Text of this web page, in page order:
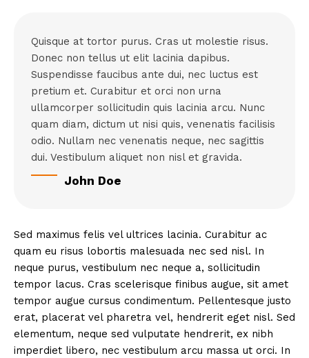
Quisque at tortor purus. Cras ut molestie risus.
Donec non tellus ut elit lacinia dapibus.
Suspendisse faucibus ante dui, nec luctus est
pretium et. Curabitur et orci non urna
ullamcorper sollicitudin quis lacinia arcu. Nunc
quam diam, dictum ut nisi quis, venenatis facilisis
odio. Nullam nec venenatis neque, nec sagittis
dui. Vestibulum aliquet non nisl et gravida.
John Doe
Sed maximus felis vel ultrices lacinia. Curabitur ac
quam eu risus lobortis malesuada nec sed nisl. In
neque purus, vestibulum nec neque a, sollicitudin
tempor lacus. Cras scelerisque finibus augue, sit amet
tempor augue cursus condimentum. Pellentesque justo
erat, placerat vel pharetra vel, hendrerit eget nisl. Sed
elementum, neque sed vulputate hendrerit, ex nibh
imperdiet libero, nec vestibulum arcu massa ut orci. In